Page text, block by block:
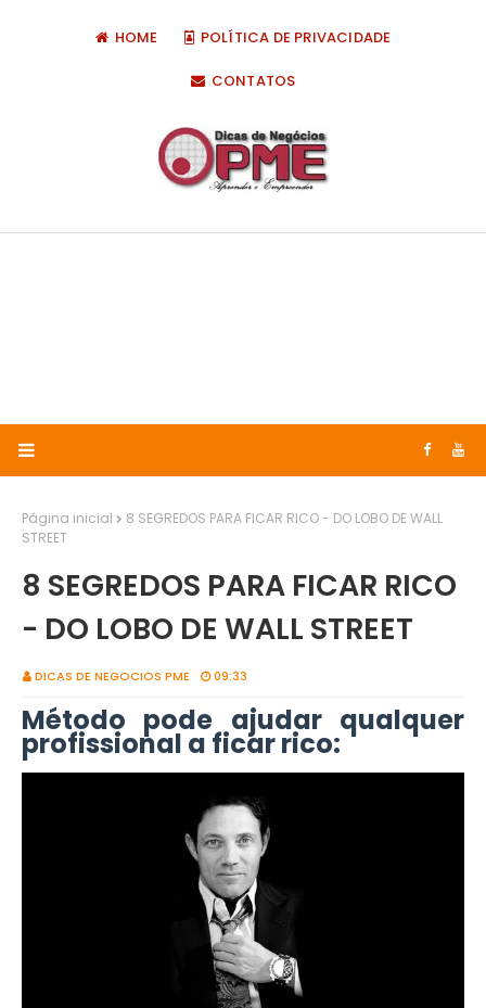
HOME POLÍTICA DE PRIVACIDADE
CONTATOS
Página inicial
8 SEGREDOS PARA FICAR RICO - DO LOBO DE WALL
STREET
8 SEGREDOS PARA FICAR RICO
- DO LOBO DE WALL STREET
DICAS DE NEGOCIOS PME 09:33
Método pode ajudar qualquer
profissional a ficar rico: